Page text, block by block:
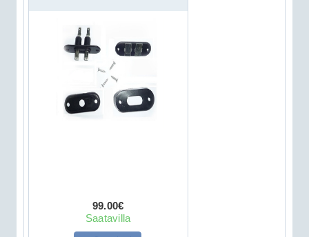
99.00€
Saatavilla